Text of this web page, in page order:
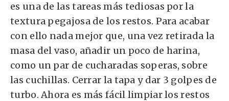
es una de las tareas más tediosas por la
textura pegajosa de los restos. Para acabar
con ello nada mejor que, una vez retirada la
masa del vaso, añadir un poco de harina,
como un par de cucharadas soperas, sobre
las cuchillas. Cerrar la tapa y dar 3 golpes de
turbo. Ahora es más fácil limpiar los restos